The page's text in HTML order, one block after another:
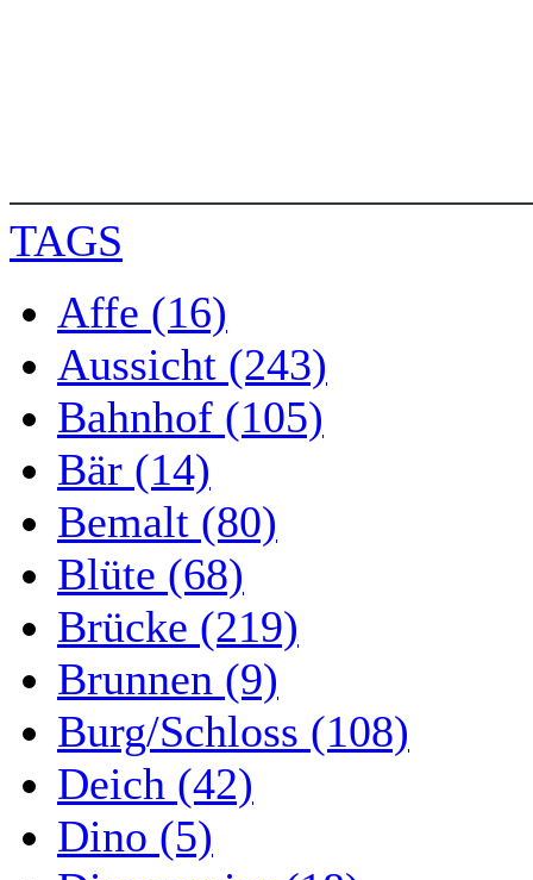
TAGS
Affe (16)
Aussicht (243)
Bahnhof (105)
Bär (14)
Bemalt (80)
Blüte (68)
Brücke (219)
Brunnen (9)
Burg/Schloss (108)
Deich (42)
Dino (5)